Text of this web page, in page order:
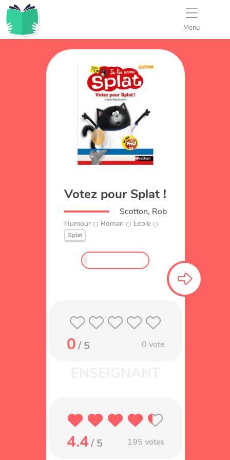
Menu
Votez pour Splat !
Scotton, Rob
Humour Roman Ecole
Splat
0/ 5 0 vote
4.4/ 5 195 votes